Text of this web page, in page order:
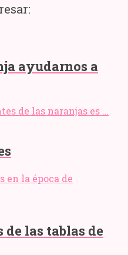
ayudarnos a
de las naranjas es …
en la época de
las tablas de